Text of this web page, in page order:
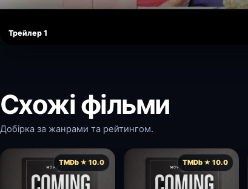
Трейлер 1
Схожі фільми
Добірка за жанрами та рейтингом.
TMDb ★ 10.0 TMDb ★ 10.0